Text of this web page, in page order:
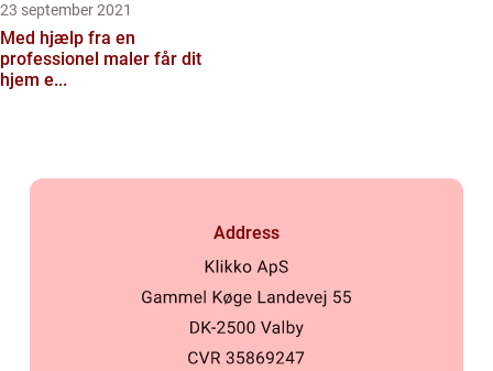
23 september 2021
Med hjælp fra en
professionel maler får dit
hjem e...
Address